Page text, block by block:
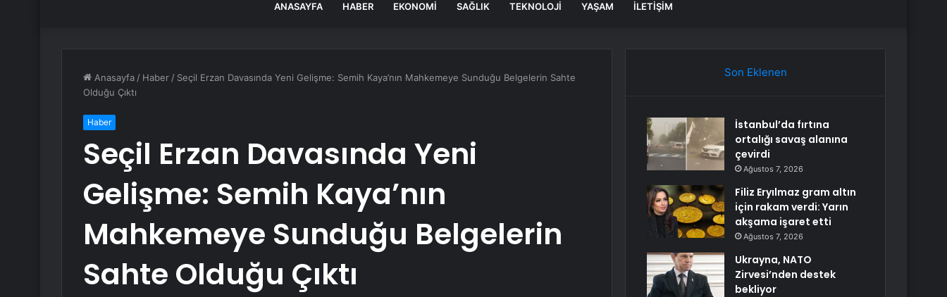
ANASAYFA HABER EKONOMI SAĞLIK TEKNOLOJI YAŞAM İLETIŞIM
Anasayfa / Haber / Seçil Erzan Davasında Yeni Gelişme: Semih Kaya’nın Mahkemeye Sunduğu Belgelerin Sahte
Olduğu Çıktı
Haber
Seçil Erzan Davasında Yeni
Gelişme: Semih Kaya’nın
Mahkemeye Sunduğu Belgelerin
Sahte Olduğu Çıktı
Son Eklenen
İstanbul’da fırtına
ortalığı savaş alanına
çevirdi
Ağustos 7, 2026
Filiz Eryılmaz gram altın
için rakam verdi: Yarın
akşama işaret etti
Ağustos 7, 2026
Ukrayna, NATO
Zirvesi’nden destek
bekliyor